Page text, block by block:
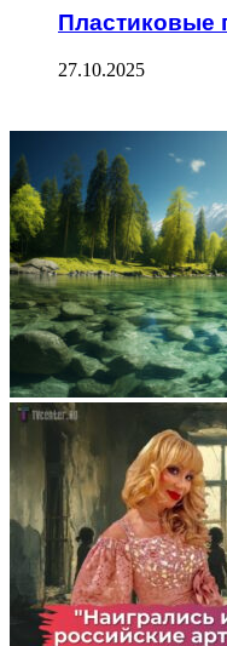
Пластиковые
27.10.2025